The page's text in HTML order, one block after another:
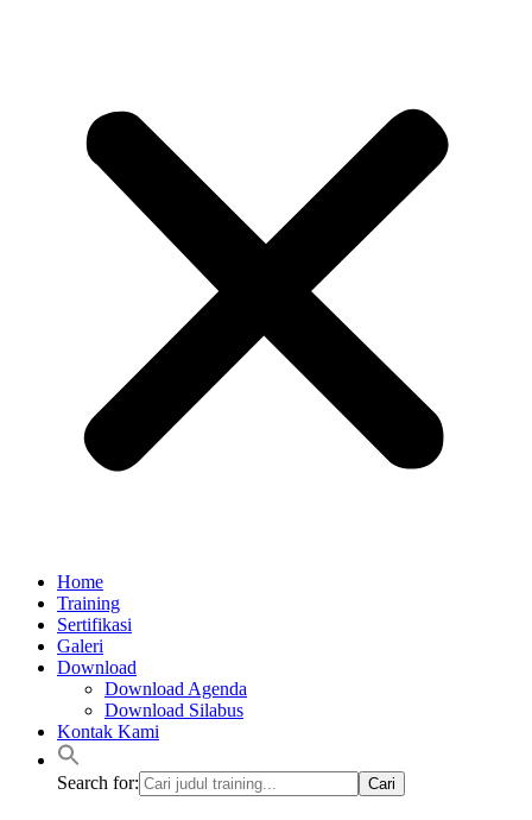
Home
Training
Sertifikasi
Galeri
Download
Download Agenda
Download Silabus
Kontak Kami
Search for: